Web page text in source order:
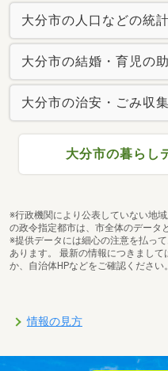
大分市の人口などの統
大分市の結婚・育児の
大分市の治安・ごみ収
大分市の暮らし
※行政機関により公表していない地
の政令指定都市は、市全体のデータ
※提供データには細心の注意を払っ
あります。 最新の情報につきまして
か、自治体HPなどをご確認ください。
情報の見方